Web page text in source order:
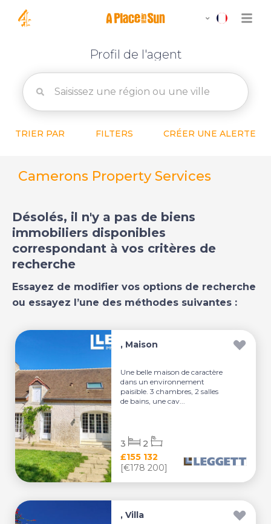
Profil de l'agent
TRIER PAR FILTERS CRÉER UNE ALERTE
Camerons Property Services
Désolés, il n'y a pas de biens
immobiliers disponibles
correspondant à vos critères de
recherche
Essayez de modifier vos options de recherche
ou essayez l’une des méthodes suivantes :
, Maison
Une belle maison de caractère
dans un environnement
paisible. 3 chambres, 2 salles
de bains, une cav...
£155 132
[€178 200]
3 2
, Villa